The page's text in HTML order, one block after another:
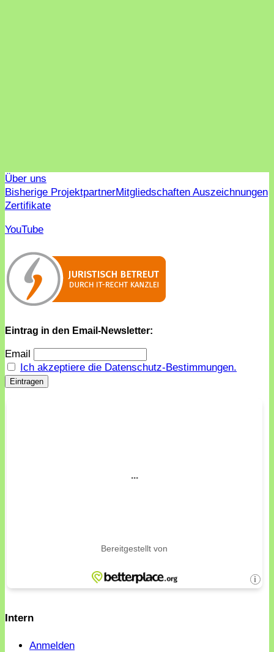
Über uns
Bisherige ProjektpartnerMitgliedschaften Auszeichnungen
Zertifikate
YouTube
Eintrag in den Email-Newsletter:
Email
Ich akzeptiere die Datenschutz-Bestimmungen.
Intern
Anmelden